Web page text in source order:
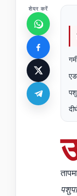
शेयर करें